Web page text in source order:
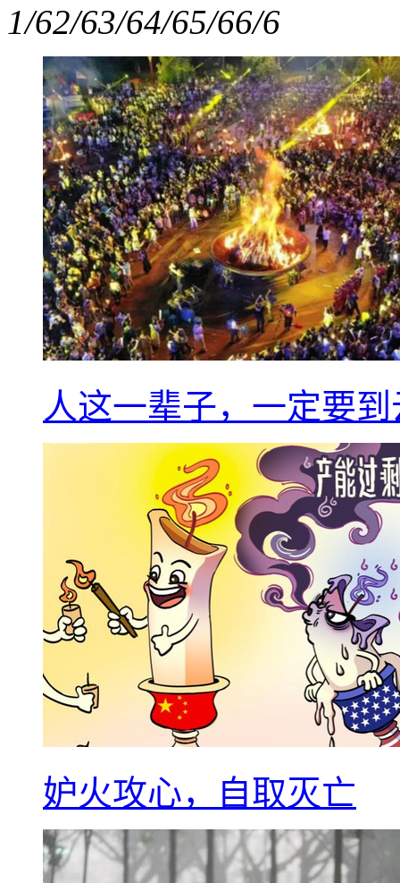
1/62/63/64/65/66/6
人这一辈子，一定要
妒火攻心，自取灭亡